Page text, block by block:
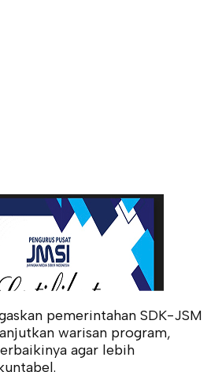
pemerintahan SDK-JSM
warisan program,
agar lebih